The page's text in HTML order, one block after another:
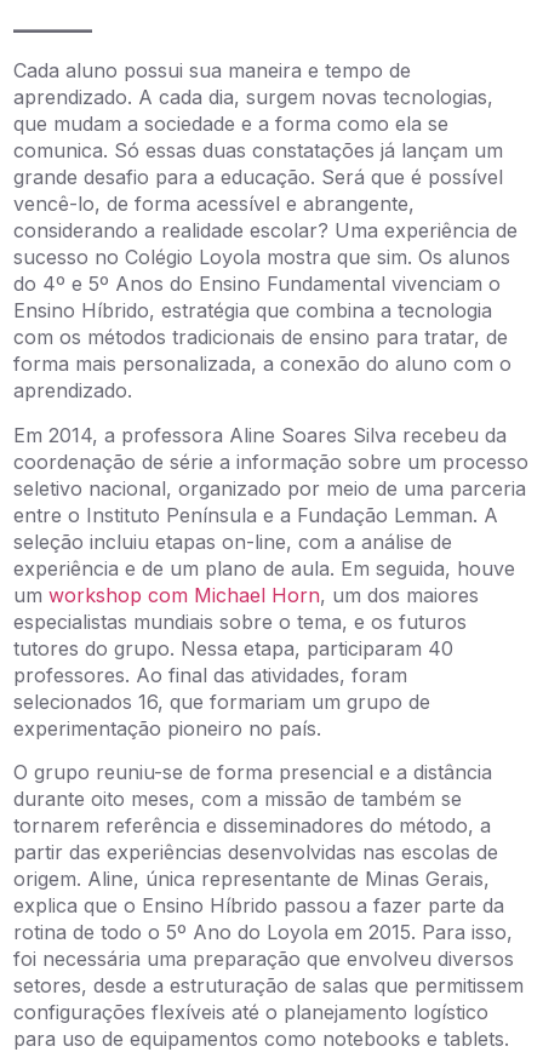
Cada aluno possui sua maneira e tempo de
aprendizado. A cada dia, surgem novas tecnologias,
que mudam a sociedade e a forma como ela se
comunica. Só essas duas constatações já lançam um
grande desafio para a educação. Será que é possível
vencê-lo, de forma acessível e abrangente,
considerando a realidade escolar? Uma experiência de
sucesso no Colégio Loyola mostra que sim. Os alunos
do 4º e 5º Anos do Ensino Fundamental vivenciam o
Ensino Híbrido, estratégia que combina a tecnologia
com os métodos tradicionais de ensino para tratar, de
forma mais personalizada, a conexão do aluno com o
aprendizado.
Em 2014, a professora Aline Soares Silva recebeu da
coordenação de série a informação sobre um processo
seletivo nacional, organizado por meio de uma parceria
entre o Instituto Península e a Fundação Lemman. A
seleção incluiu etapas on-line, com a análise de
experiência e de um plano de aula. Em seguida, houve
umworkshop com Michael Horn, um dos maiores
especialistas mundiais sobre o tema, e os futuros
tutores do grupo. Nessa etapa, participaram 40
professores. Ao final das atividades, foram
selecionados 16, que formariam um grupo de
experimentação pioneiro no país.
O grupo reuniu-se de forma presencial e a distância
durante oito meses, com a missão de também se
tornarem referência e disseminadores do método, a
partir das experiências desenvolvidas nas escolas de
origem. Aline, única representante de Minas Gerais,
explica que o Ensino Híbrido passou a fazer parte da
rotina de todo o 5º Ano do Loyola em 2015. Para isso,
foi necessária uma preparação que envolveu diversos
setores, desde a estruturação de salas que permitissem
configurações flexíveis até o planejamento logístico
para uso de equipamentos como notebooks e tablets.